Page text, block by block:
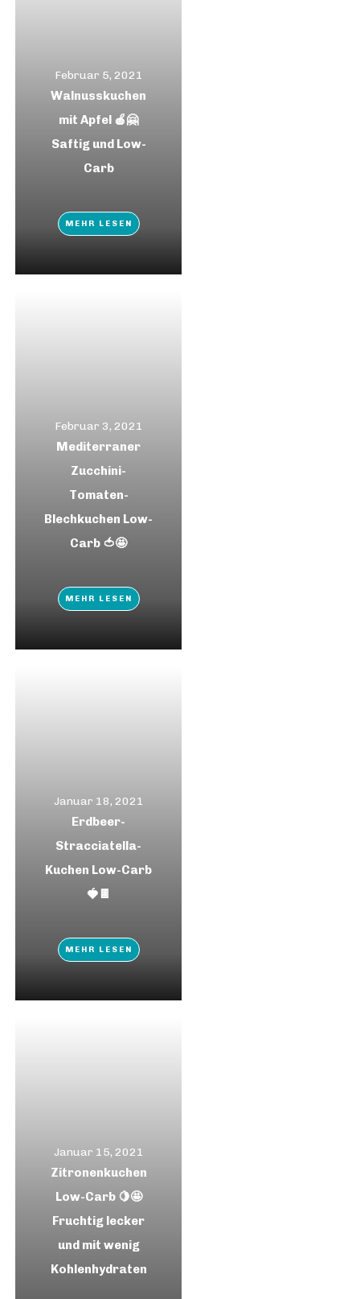
Februar 5, 2021
Walnusskuchen
mit Apfel 🍎🤗
Saftig und Low-
Carb
MEHR LESEN
Februar 3, 2021
Mediterraner
Zucchini-
Tomaten-
Blechkuchen Low-
Carb 🍅🤩
MEHR LESEN
Januar 18, 2021
Erdbeer-
Stracciatella-
Kuchen Low-Carb
🍓🍫
MEHR LESEN
Januar 15, 2021
Zitronenkuchen
Low-Carb 🍋🤩
Fruchtig lecker
und mit wenig
Kohlenhydraten